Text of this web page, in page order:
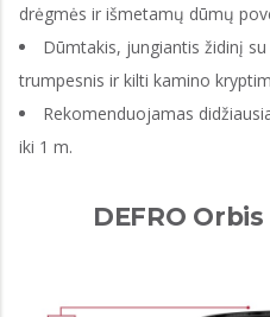
drėgmės ir išmetamų dūmų
Dūmtakis, jungiantis židinį
trumpesnis ir kilti kamino
Rekomenduojamas
iki 1 m.
DEFRO